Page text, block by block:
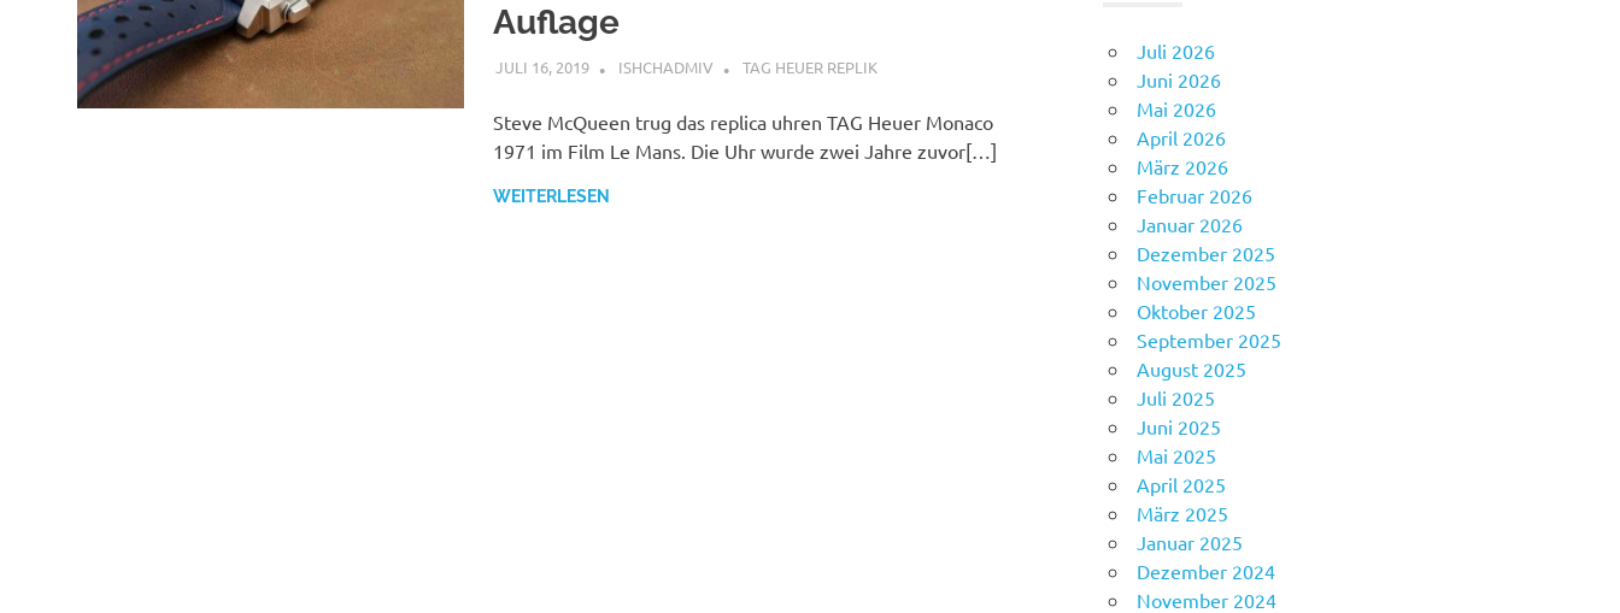
Auflage
JULI 16, 2019 ISHCHADMIV TAG HEUER REPLIK
Steve McQueen trug das replica uhren TAG Heuer Monaco
1971 im Film Le Mans. Die Uhr wurde zwei Jahre zuvor[…]
WEITERLESEN
Juli 2026
Juni 2026
Mai 2026
April 2026
März 2026
Februar 2026
Januar 2026
Dezember 2025
November 2025
Oktober 2025
September 2025
August 2025
Juli 2025
Juni 2025
Mai 2025
April 2025
März 2025
Januar 2025
Dezember 2024
November 2024